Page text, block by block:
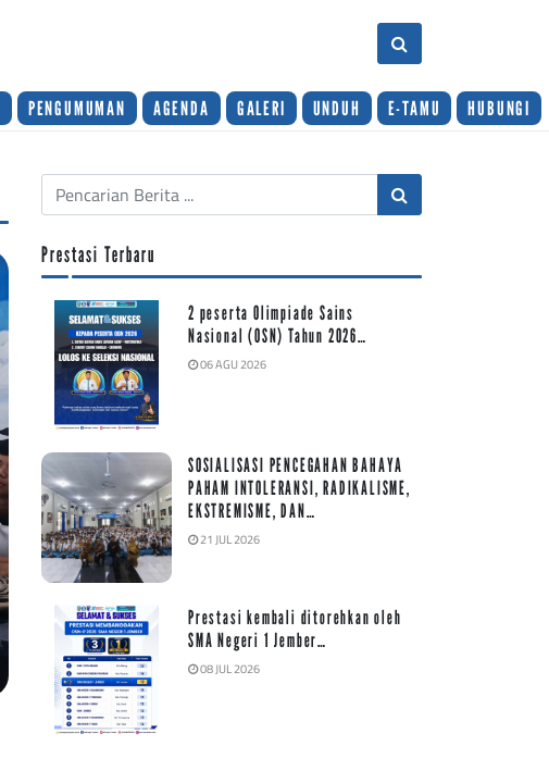
PENGUMUMAN AGENDA GALERI UNDUH E-TAMU HUBUNGI
Prestasi Terbaru
2 peserta Olimpiade Sains
Nasional (OSN) Tahun 2026…
06 AGU 2026
SOSIALISASI PENCEGAHAN BAHAYA
PAHAM INTOLERANSI, RADIKALISME,
EKSTREMISME, DAN…
21 JUL 2026
Prestasi kembali ditorehkan oleh
SMA Negeri 1 Jember…
08 JUL 2026